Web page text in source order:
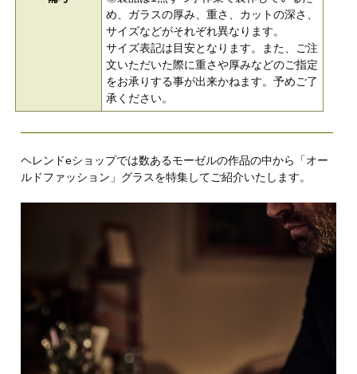
め、ガラスの厚み、重さ、カットの深さ、
サイズなどがそれぞれ異なります。
サイズ表記は目安となります。また、ご注
文いただいた際に重さや厚みなどのご指定
をお承りする事が出来かねます。予めご了
承ください。
ヘレンドeショップでは数あるモーゼルの作品の中から「オー
ルドファッション」グラスを特集してご紹介いたします。